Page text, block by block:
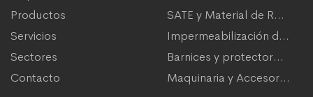
Productos
Servicios
Sectores
Contacto
SATE y Material de R...
Impermeabilización d...
Barnices y protector...
Maquinaria y Accesor...